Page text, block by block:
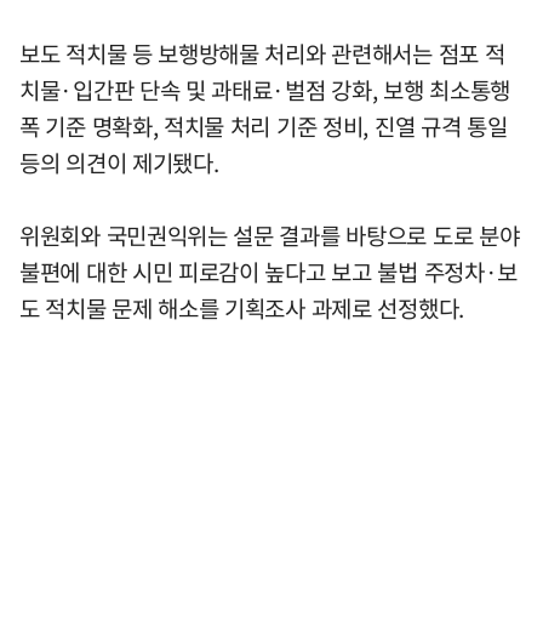
보도 적치물 등 보행방해물 처리와 관련해서는 점포 적
치물·입간판 단속 및 과태료·벌점 강화, 보행 최소통행
폭 기준 명확화, 적치물 처리 기준 정비, 진열 규격 통일
등의 의견이 제기됐다.
위원회와 국민권익위는 설문 결과를 바탕으로 도로 분야
불편에 대한 시민 피로감이 높다고 보고 불법 주정차·보
도 적치물 문제 해소를 기획조사 과제로 선정했다.